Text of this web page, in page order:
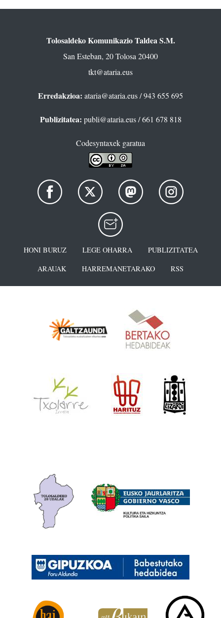
Tolosaldeko Komunikazio Taldea S.M.
San Esteban, 20 Tolosa 20400
tkt@ataria.eus
Erredakzioa: ataria@ataria.eus/ 943 655 695
Publizitatea: publi@ataria.eus/ 661 678 818
Codesyntaxek garatua
HONI BURUZ LEGE OHARRA
PUBLIZITATEA
ARAUAK
HARREMANETARAKO RSS